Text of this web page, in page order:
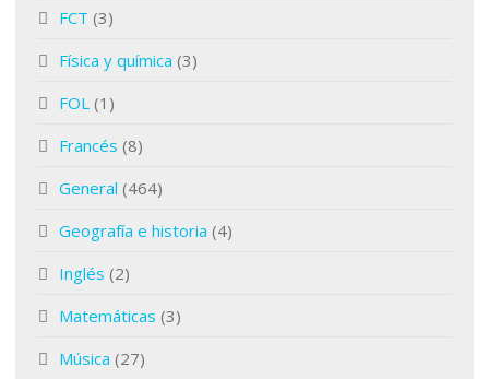
FCT (3)
Física y química (3)
FOL (1)
Francés (8)
General (464)
Geografía e historia (4)
Inglés (2)
Matemáticas (3)
Música (27)